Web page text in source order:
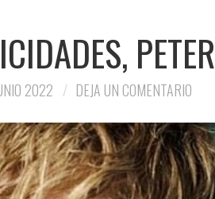
PETER
2022 DEJA UN COMENTARIO